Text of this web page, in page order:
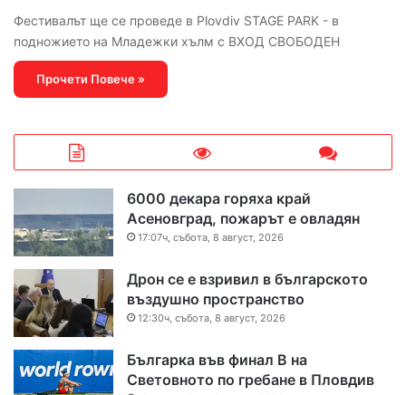
Фестивалът ще се проведе в Plovdiv STAGE PARK - в
подножието на Младежки хълм с ВХОД СВОБОДЕН
Прочети Повече »
6000 декара горяха край
Асеновград, пожарът е овладян
17:07ч, събота, 8 август, 2026
Дрон се е взривил в българското
въздушно пространство
12:30ч, събота, 8 август, 2026
Българка във финал B на
Световното по гребане в Пловдив